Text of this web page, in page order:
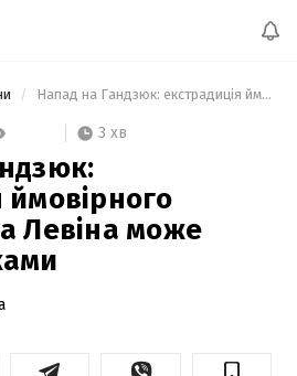
Напад на Гандзюк: екстрадиція ймовірного організатора Левіна може тривати роками
3 хв
ймовірного
Левіна може